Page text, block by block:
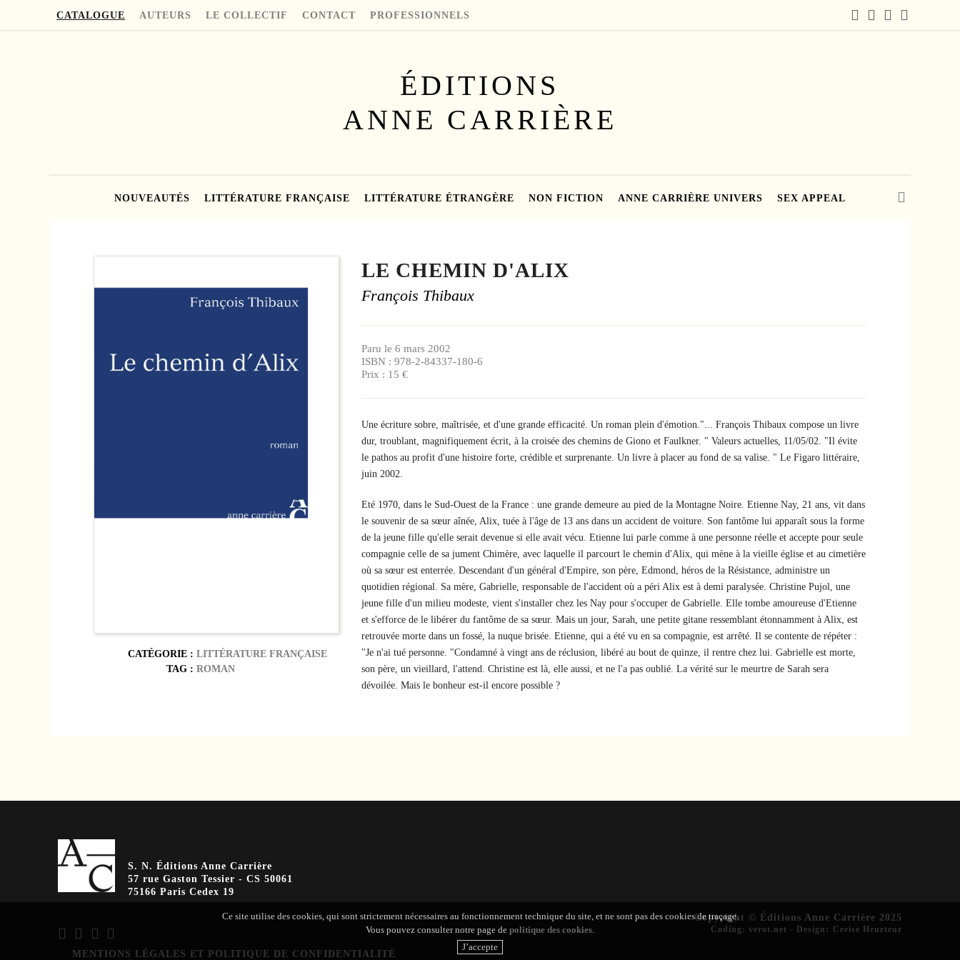
CATALOGUE AUTEURS LE COLLECTIF CONTACT PROFESSIONNELS
ÉDITIONS
ANNE CARRIÈRE
NOUVEAUTÉS LITTÉRATURE FRANÇAISE LITTÉRATURE ÉTRANGÈRE NON FICTION ANNE CARRIÈRE UNIVERS SEX APPEAL
CATÉGORIE : LITTÉRATURE FRANÇAISE
TAG : ROMAN
LE CHEMIN D'ALIX
François Thibaux
Paru le 6 mars 2002
ISBN : 978-2-84337-180-6
Prix : 15 €
Une écriture sobre, maîtrisée, et d'une grande efficacité. Un roman plein d'émotion."... François Thibaux compose un livre
dur, troublant, magnifiquement écrit, à la croisée des chemins de Giono et Faulkner. " Valeurs actuelles, 11/05/02. "Il évite
le pathos au profit d'une histoire forte, crédible et surprenante. Un livre à placer au fond de sa valise. " Le Figaro littéraire,
juin 2002.
Eté 1970, dans le Sud-Ouest de la France : une grande demeure au pied de la Montagne Noire. Etienne Nay, 21 ans, vit dans
le souvenir de sa sœur aînée, Alix, tuée à l'âge de 13 ans dans un accident de voiture. Son fantôme lui apparaît sous la forme
de la jeune fille qu'elle serait devenue si elle avait vécu. Etienne lui parle comme à une personne réelle et accepte pour seule
compagnie celle de sa jument Chimère, avec laquelle il parcourt le chemin d'Alix, qui mène à la vieille église et au cimetière
où sa sœur est enterrée. Descendant d'un général d'Empire, son père, Edmond, héros de la Résistance, administre un
quotidien régional. Sa mère, Gabrielle, responsable de l'accident où a péri Alix est à demi paralysée. Christine Pujol, une
jeune fille d'un milieu modeste, vient s'installer chez les Nay pour s'occuper de Gabrielle. Elle tombe amoureuse d'Etienne
et s'efforce de le libérer du fantôme de sa sœur. Mais un jour, Sarah, une petite gitane ressemblant étonnamment à Alix, est
retrouvée morte dans un fossé, la nuque brisée. Etienne, qui a été vu en sa compagnie, est arrêté. Il se contente de répéter :
"Je n'ai tué personne. "Condamné à vingt ans de réclusion, libéré au bout de quinze, il rentre chez lui. Gabrielle est morte,
son père, un vieillard, l'attend. Christine est là, elle aussi, et ne l'a pas oublié. La vérité sur le meurtre de Sarah sera
dévoilée. Mais le bonheur est-il encore possible ?
S. N. Éditions Anne Carrière
57 rue Gaston Tessier - CS 50061
75166 Paris Cedex 19
MENTIONS LÉGALES ET POLITIQUE DE CONFIDENTIALITÉ
Copyright © Éditions Anne Carrière 2025
Coding :verot.net - Design : Cerise Heurteur
Ce site utilise des cookies, qui sont strictement nécessaires au fonctionnement technique du site, et ne sont pas des cookies de traçage.
Vous pouvez consulter notre page de politique des cookies.